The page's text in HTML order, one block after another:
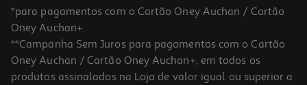
*para pagamentos com o Cartão Oney Auchan / Cartão
Oney Auchan+.
**Campanha Sem Juros para pagamentos com o Cartão
Oney Auchan / Cartão Oney Auchan+, em todos os
produtos assinalados na Loja de valor igual ou superior a